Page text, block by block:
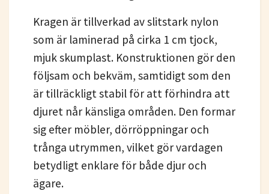
Kragen är tillverkad av slitstark nylon
som är laminerad på cirka 1 cm tjock,
mjuk skumplast. Konstruktionen gör den
följsam och bekväm, samtidigt som den
är tillräckligt stabil för att förhindra att
djuret når känsliga områden. Den formar
sig efter möbler, dörröppningar och
trånga utrymmen, vilket gör vardagen
betydligt enklare för både djur och
ägare.